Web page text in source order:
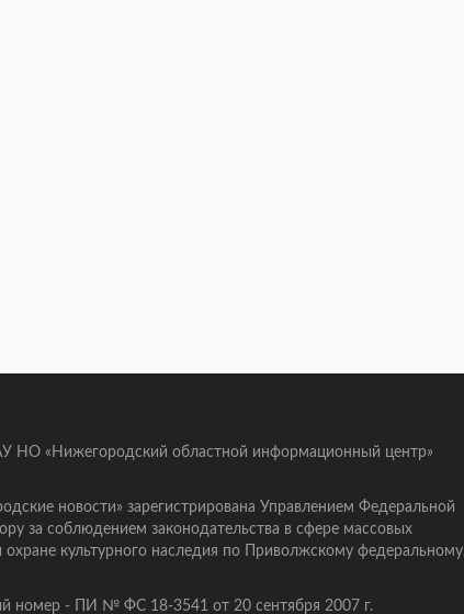
НО «Нижегородский областной информационный центр»
новости» зарегистрирована Управлением Федеральной
за соблюдением законодательства в сфере массовых
культурного наследия по Приволжскому федеральному
номер - ПИ № ФС 18-3541 от 20 сентября 2007 г.